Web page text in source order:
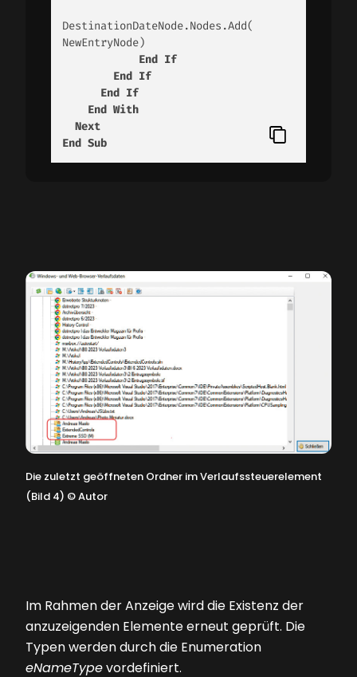
DestinationDateNode.Nodes.Add(
NewEntryNode)
End If
End If
End If
End With
Next
End Sub
Die zuletzt geöffneten Ordner im Verlaufssteuerelement
(Bild 4) ©Autor
Im Rahmen der Anzeige wird die Existenz der
anzuzeigenden Elemente erneut geprüft. Die
Typen werden durch die Enumeration
eNameTypevordefiniert.